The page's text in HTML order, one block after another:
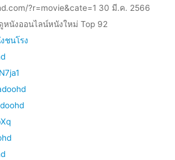
?r=movie&cate=1 30 มี.ค. 2566
หนังออนไลน์หนังใหม่ Top 92
ชนโรง